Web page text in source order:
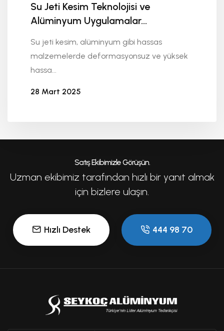
Su Jeti Kesim Teknolojisi ve
Alüminyum Uygulamalar...
Su jeti kesim, alüminyum gibi hassas
malzemelerde deformasyonsuz ve yüksek
hassa...
28 Mart 2025
Satış Ekibimizle Görüşün.
Uzman ekibimiz tarafından hızlı bir yanıt almak
için bizlere ulaşın.
Hızlı Destek 444 98 70